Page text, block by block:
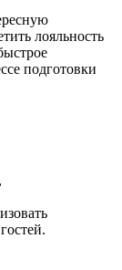
лояльность
подготовки